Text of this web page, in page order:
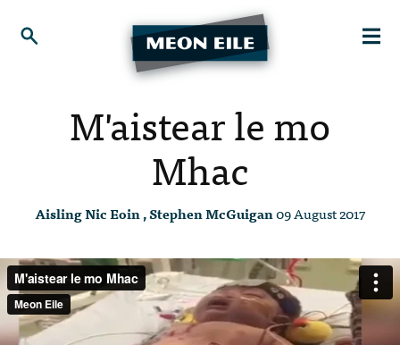
M'aistear le mo
Mhac
Aisling Nic Eoin , Stephen McGuigan09 August 2017